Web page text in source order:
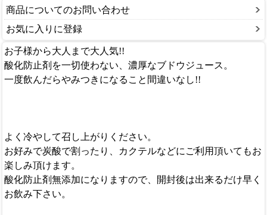
商品についてのお問い合わせ
お気に入りに登録
お子様から大人まで大人気!!
酸化防止剤を一切使わない、濃厚なブドウジュース。
一度飲んだらやみつきになること間違いなし!!
よく冷やして召し上がりください。
お好みで炭酸で割ったり、カクテルなどにご利用頂いてもお
楽しみ頂けます。
酸化防止剤無添加になりますので、開封後は出来るだけ早く
お飲み下さい。